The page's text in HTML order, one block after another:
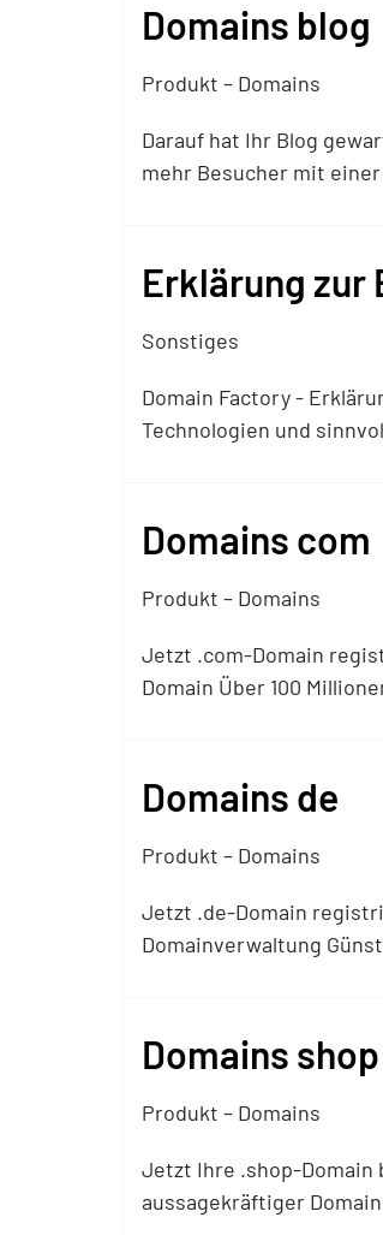
Domains blog
Produkt – Domains
Darauf hat Ihr Blog
mehr Besucher mit
Erklärung
Sonstiges
Domain Factory -
Technologien und
Domains com
Produkt – Domains
Jetzt .com-Domain
Domain Über 100
Domains de
Produkt – Domains
Jetzt .de-Domain
Domainverwaltung
Domains shop
Produkt – Domains
Jetzt Ihre .shop-Domain
aussagekräftiger